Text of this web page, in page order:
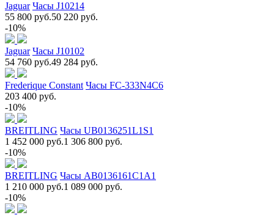
Jaguar Часы J10214
55 800 руб.50 220 руб.
-10%
Jaguar Часы J10102
54 760 руб.49 284 руб.
Frederique Constant Часы FC-333N4C6
203 400 руб.
-10%
BREITLING Часы UB0136251L1S1
1 452 000 руб.1 306 800 руб.
-10%
BREITLING Часы AB0136161C1A1
1 210 000 руб.1 089 000 руб.
-10%